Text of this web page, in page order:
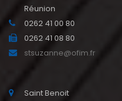
Réunion
0262 41 00 80
0262 41 08 80
stsuzanne@ofim.fr
Saint Benoit